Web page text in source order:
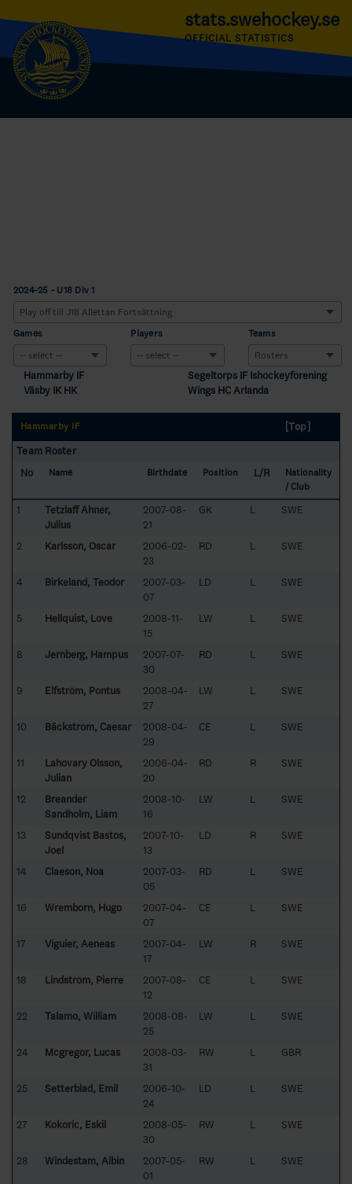
stats.swehockey.se
OFFICIAL STATISTICS
2024-25 - U18 Div 1
Games Players Teams
Hammarby IF
Segeltorps IF Ishockeyförening
Väsby IK HK
Wings HC Arlanda
Hammarby IF
[Top]
Team Roster
No
Name Birthdate Position L/R
Nationality
/ Club
1
Tetzlaff Ahnér,
Julius
2007-08-
21
GK L SWE
2 Karlsson, Oscar
2006-02-
23
RD L SWE
4 Birkeland, Teodor
2007-03-
07
LD L SWE
5 Hellquist, Love
2008-11-
15
LW L SWE
8 Jernberg, Hampus
2007-07-
30
RD L SWE
9 Elfström, Pontus
2008-04-
27
LW L SWE
10 Bäckström, Caesar
2008-04-
29
CE L SWE
11
Lahovary Olsson,
Julian
2006-04-
20
RD R SWE
12
Breander
Sandholm, Liam
2008-10-
16
LW L SWE
13
Sundqvist Bastos,
Joel
2007-10-
13
LD R SWE
14 Claeson, Noa
2007-03-
05
RD L SWE
16 Wremborn, Hugo
2007-04-
07
CE L SWE
17 Viguier, Aeneas
2007-04-
17
LW R SWE
18 Lindström, Pierre
2007-08-
12
CE L SWE
22 Talamo, William
2008-08-
25
LW L SWE
24 Mcgregor, Lucas
2008-03-
31
RW L GBR
25 Setterblad, Emil
2006-10-
24
LD L SWE
27 Kokoric, Eskil
2008-05-
30
RW L SWE
28 Windestam, Albin
2007-05-
01
RW L SWE